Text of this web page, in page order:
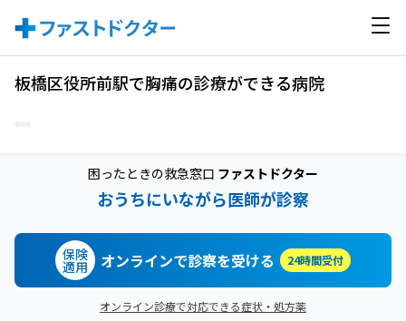
板橋区役所前駅で胸痛の診療ができる病院
困ったときの救急窓口 ファストドクター
おうちにいながら医師が診察
保険
適用 オンラインで診察を受ける 24時間受付
オンライン診療で対応できる症状・処方薬